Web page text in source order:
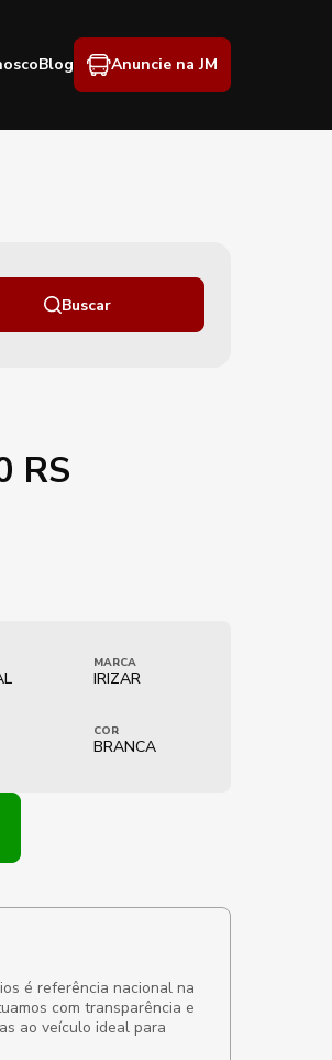
Blog Anuncie na JM
Buscar
RS
MARCA
IRIZAR
COR
BRANCA
é referência nacional na
com transparência e
ao veículo ideal para